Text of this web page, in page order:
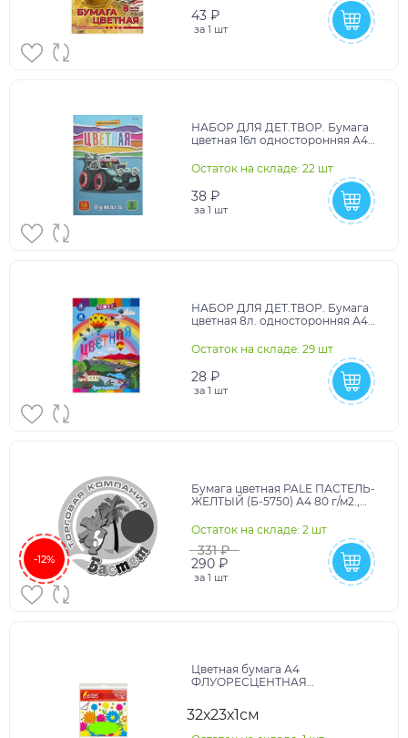
43 ₽
за 1 шт
НАБОР ДЛЯ ДЕТ.ТВОР. Бумага
цветная 16л односторонняя А4
Остаток на складе: 22 шт
38 ₽
за 1 шт
НАБОР ДЛЯ ДЕТ.ТВОР. Бумага
цветная 8л. односторонняя А4
8938),8л,8цв
Остаток на складе: 29 шт
28 ₽
за 1 шт
-12%
Бумага цветная PALE ПАСТЕЛЬ-
ЖЕЛТЫЙ (Б-5750) А4 80 г/м2.,
Остаток на складе: 2 шт
331 ₽
290 ₽
за 1 шт
Цветная бумага А4
ФЛУОРЕСЦЕНТНАЯ
80г/м2, ОСТРОВ СОКРОВИЩ,
129892
32х23х1см